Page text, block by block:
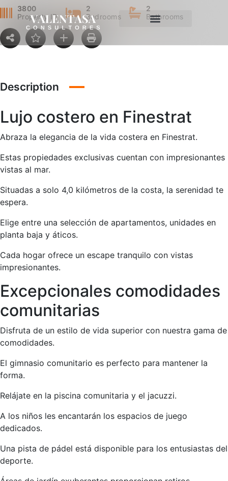
3800
Property ID
2
Bedrooms
2
Bathrooms
Description
Lujo costero en Finestrat
Abraza la elegancia de la vida costera en Finestrat.
Estas propiedades exclusivas cuentan con impresionantes
vistas al mar.
Situadas a solo 4,0 kilómetros de la costa, la serenidad te
espera.
Elige entre una selección de apartamentos, unidades en
planta baja y áticos.
Cada hogar ofrece un escape tranquilo con vistas
impresionantes.
Excepcionales comodidades
comunitarias
Disfruta de un estilo de vida superior con nuestra gama de
comodidades.
El gimnasio comunitario es perfecto para mantener la
forma.
Relájate en la piscina comunitaria y el jacuzzi.
A los niños les encantarán los espacios de juego
dedicados.
Una pista de pádel está disponible para los entusiastas del
deporte.